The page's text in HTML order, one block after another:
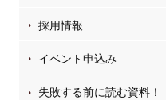
採用情報
イベント申込み
失敗する前に読む資料！